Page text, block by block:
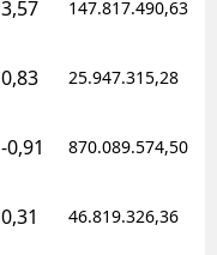
Gümüşhane
Hakkari
Mersin
3,57 147.817.490,63
0,83 25.947.315,28
-0,91 870.089.574,50
0,31 46.819.326,36